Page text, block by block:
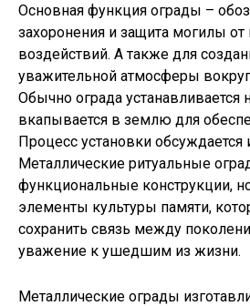
Основная функция ограды –
захоронения и защита могилы
воздействий. А также для
уважительной атмосферы
Обычно ограда устанавливается
вкапывается в землю для
Процесс установки обсуждается
Металлические ритуальные
функциональные конструкции,
элементы культуры памяти,
сохранить связь между
уважение к ушедшим из жизни.
Металлические ограды